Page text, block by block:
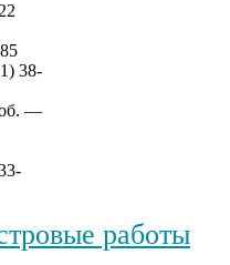
38-
—
работы